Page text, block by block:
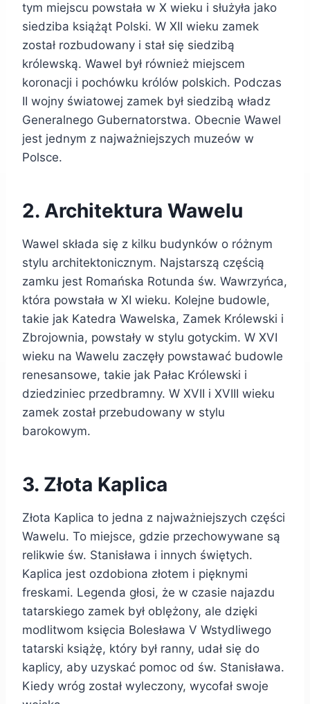
tym miejscu powstała w X wieku i służyła jako
siedziba książąt Polski. W XII wieku zamek
został rozbudowany i stał się siedzibą
królewską. Wawel był również miejscem
koronacji i pochówku królów polskich. Podczas
II wojny światowej zamek był siedzibą władz
Generalnego Gubernatorstwa. Obecnie Wawel
jest jednym z najważniejszych muzeów w
Polsce.
2. Architektura Wawelu
Wawel składa się z kilku budynków o różnym
stylu architektonicznym. Najstarszą częścią
zamku jest Romańska Rotunda św. Wawrzyńca,
która powstała w XI wieku. Kolejne budowle,
takie jak Katedra Wawelska, Zamek Królewski i
Zbrojownia, powstały w stylu gotyckim. W XVI
wieku na Wawelu zaczęły powstawać budowle
renesansowe, takie jak Pałac Królewski i
dziedziniec przedbramny. W XVII i XVIII wieku
zamek został przebudowany w stylu
barokowym.
3. Złota Kaplica
Złota Kaplica to jedna z najważniejszych części
Wawelu. To miejsce, gdzie przechowywane są
relikwie św. Stanisława i innych świętych.
Kaplica jest ozdobiona złotem i pięknymi
freskami. Legenda głosi, że w czasie najazdu
tatarskiego zamek był oblężony, ale dzięki
modlitwom księcia Bolesława V Wstydliwego
tatarski książę, który był ranny, udał się do
kaplicy, aby uzyskać pomoc od św. Stanisława.
Kiedy wróg został wyleczony, wycofał swoje